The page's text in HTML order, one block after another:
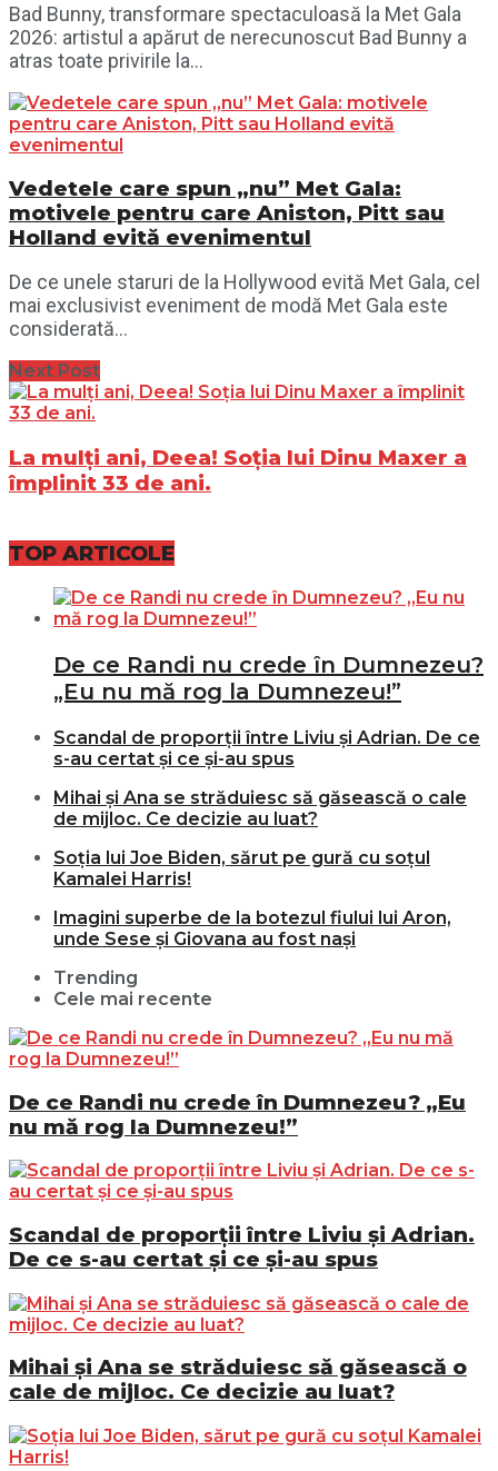
Bad Bunny, transformare spectaculoasă la Met Gala
2026: artistul a apărut de nerecunoscut Bad Bunny a
atras toate privirile la...
Vedetele care spun „nu” Met Gala:
motivele pentru care Aniston, Pitt sau
Holland evită evenimentul
De ce unele staruri de la Hollywood evită Met Gala, cel
mai exclusivist eveniment de modă Met Gala este
considerată...
Next Post
La mulți ani, Deea! Soția lui Dinu Maxer a
împlinit 33 de ani.
TOP ARTICOLE
De ce Randi nu crede în Dumnezeu?
„Eu nu mă rog la Dumnezeu!”
Scandal de proporții între Liviu și Adrian. De ce
s-au certat și ce și-au spus
Mihai și Ana se străduiesc să găsească o cale
de mijloc. Ce decizie au luat?
Soția lui Joe Biden, sărut pe gură cu soțul
Kamalei Harris!
Imagini superbe de la botezul fiului lui Aron,
unde Sese și Giovana au fost nași
Trending
Cele mai recente
De ce Randi nu crede în Dumnezeu? „Eu
nu mă rog la Dumnezeu!”
Scandal de proporții între Liviu și Adrian.
De ce s-au certat și ce și-au spus
Mihai și Ana se străduiesc să găsească o
cale de mijloc. Ce decizie au luat?